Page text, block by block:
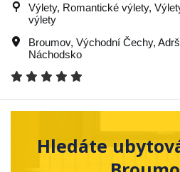
Výlety, Romantické výlety,
výlety
Broumov, Východní Čechy,
Náchodsko
Hledáte